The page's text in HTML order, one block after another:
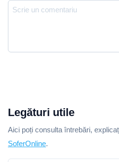
Legături utile
Aici poți consulta întrebări,
SoferOnline.